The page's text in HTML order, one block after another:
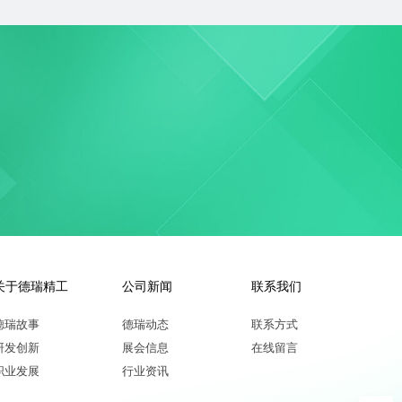
于德瑞精工
瑞故事
发创新
业发展
公司新闻
德瑞动态
展会信息
行业资讯
联系我们
联系方式
在线留言